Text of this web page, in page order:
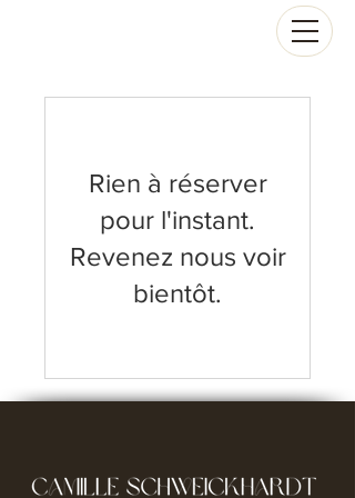
Rien à réserver
pour l'instant.
Revenez nous voir
bientôt.